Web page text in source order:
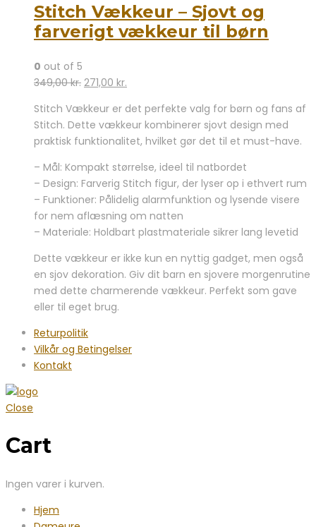
Stitch Vækkeur – Sjovt og
farverigt vækkeur til børn
0 out of 5
349,00kr. Den
pris
var:
349,00 kr..
271,00 kr.
pris
er:
271,00 kr..
Stitch Vækkeur er det perfekte valg for børn og fans af
Stitch. Dette vækkeur kombinerer sjovt design med
praktisk funktionalitet, hvilket gør det til et must-have.
– Mål: Kompakt størrelse, ideel til natbordet
– Design: Farverig Stitch figur, der lyser op i ethvert rum
– Funktioner: Pålidelig alarmfunktion og lysende visere
for nem aflæsning om natten
– Materiale: Holdbart plastmateriale sikrer lang levetid
Dette vækkeur er ikke kun en nyttig gadget, men også
en sjov dekoration. Giv dit barn en sjovere morgenrutine
med dette charmerende vækkeur. Perfekt som gave
eller til eget brug.
Returpolitik
Vilkår og Betingelser
Kontakt
Close
Cart
Ingen varer i kurven.
Hjem